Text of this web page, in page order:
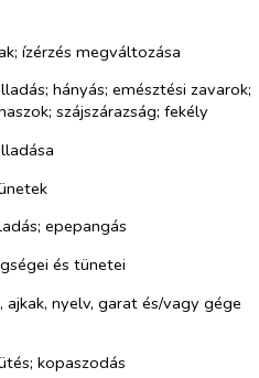
ízérzés megváltozása
hányás; emésztési zavarok;
szájszárazság; fekély
epepangás
és tünetei
ajkak, nyelv, garat és/vagy gége
kopaszodás